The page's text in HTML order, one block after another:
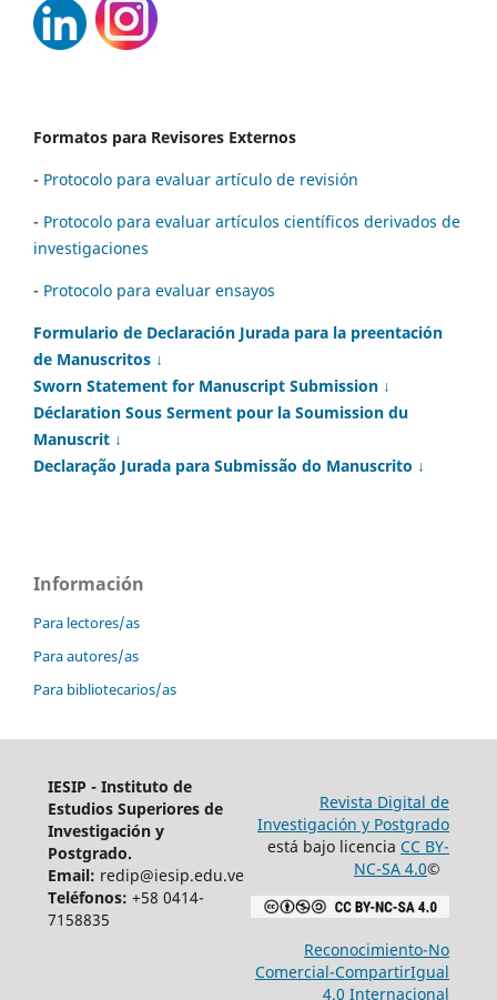
Formatos para Revisores Externos
- Protocolo para evaluar artículo de revisión
- Protocolo para evaluar artículos científicos derivados de
investigaciones
- Protocolo para evaluar ensayos
Formulario de Declaración Jurada para la preentación
de Manuscritos ↓
Sworn Statement for Manuscript Submission ↓
Déclaration Sous Serment pour la Soumission du
Manuscrit ↓
Declaração Jurada para Submissão do Manuscrito ↓
Información
Para lectores/as
Para autores/as
Para bibliotecarios/as
IESIP - Instituto de
Estudios Superiores de
Investigación y
Postgrado.
Email: redip@iesip.edu.ve
Teléfonos: +58 0414-
7158835
Revista Digital de
Investigación y Postgrado
está bajo licencia CC BY-
NC-SA 4.0©
Reconocimiento-No
Comercial-CompartirIgual
4.0 Internacional